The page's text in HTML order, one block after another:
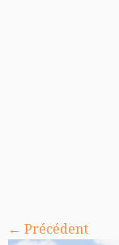
← Précédent